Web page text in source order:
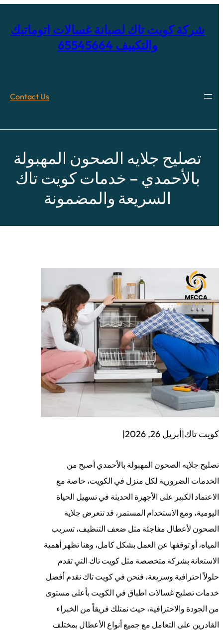
المحتوىشركة كويت تاك لصيانة غسالات اتوماتيك
والتكييف 65545664
Contact Us
تصليح جلايه الصحون المهبولة
بالأحمدي – خدمات كويت تاك
السريعة والمضمونة
كويت تاك|أبريل 26, 2026 |
تصليح جلايه الصحون المهبولة بالأحمدي أصبح من
الخدمات الضرورية لكل منزل في الكويت، خاصة مع
الاعتماد الكبير على الأجهزة الحديثة في تسهيل الحياة
اليومية، ومع الاستخدام المستمر، قد تتعرض جلاية
الصحون لأعطال مفاجئة مثل ضعف التنظيف، تسريب
المياه، أو توقفها عن العمل بشكل كامل، وهنا تظهر أهمية
الاستعانة بشركة متخصصة مثل كويت تاك التي تقدم
حلولاً احترافية وسريعة، فنحن في كويت تاك نقدم أفضل
خدمات تصليح غسالات اطباق في الكويت بأعلى مستوى
من الجودة والاحترافية، حيث نمتلك فريقاً من الخبراء
القادرين على التعامل مع جميع أنواع الأعطال بمختلف